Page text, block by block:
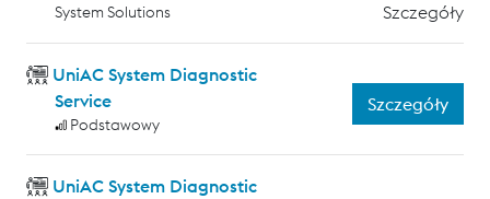
System Solutions Szczegóły
UniAC System Diagnostic
Service
Podstawowy
Szczegóły
UniAC System Diagnostic